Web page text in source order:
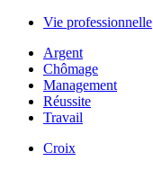
Vie professionnelle
Argent
Chômage
Management
Réussite
Travail
Croix